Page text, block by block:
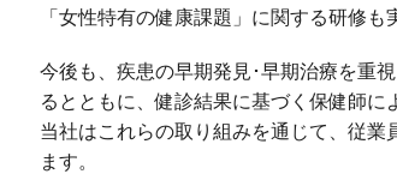
「女性特有の健康課題」に関する研修
今後も、疾患の早期発見･早期治療を重
るとともに、健診結果に基づく保健師に
当社はこれらの取り組みを通じて、従業
ます。